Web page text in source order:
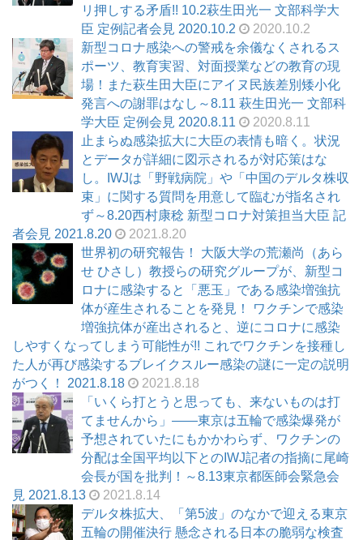
リ押しする矛盾!! 10.2萩生田光一 文部科学大
臣 定例記者会見 2020.10.2
2020.10.2
新型コロナ感染への警戒を余儀なくされるス
ポーツ、教育実習、対面授業などの教育の現
場！また萩生田大臣にアイヌ民族差別矮小化
発言への謝罪はなし～8.11 萩生田光一 文部科
学大臣 定例会見 2020.8.11
2020.8.11
止まらぬ感染拡大に大臣の表情も暗く。状況
とデータが詳細に図示されるが対応策はな
し。IWJは「野戦病院」や「中国のデルタ株収
束」に関する質問を用意して臨むが指名され
ず～8.20西村康稔 新型コロナ対策担当大臣 記
者会見 2021.8.20
2021.8.20
世界初の研究報告！ 大阪大学の荒瀬尚（あら
せ ひさし）教授らの研究グループが、新型コ
ロナに感染すると「悪玉」である感染増強抗
体が産生されることを発見！ ワクチンで感染
増強抗体が産出されると、逆にコロナに感染
しやすくなってしまう可能性が!! これでワクチンを接種し
た人が再び感染するブレイクスルー感染の謎に一定の説明
がつく！ 2021.8.18
2021.8.18
「いくら打とうと思っても、来ないものは打
てませんから」――東京は五輪で感染爆発が
予想されていたにもかかわらず、ワクチンの
分配は全国平均以下とのIWJ記者の指摘に尾崎
会長が国を批判！～8.13東京都医師会緊急会
見 2021.8.13
2021.8.14
デルタ株拡大、「第5波」のなかで迎える東京
五輪の開催決行 懸念される日本の脆弱な検査